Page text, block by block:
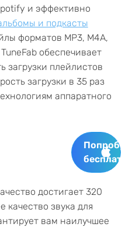
и эффективно
и подкасты
форматов MP3, M4A,
TuneFab обеспечивает
загрузки плейлистов
загрузки в 35 раз
аппаратного
бесплатно
достигает 320
звука для
вам наилучшее